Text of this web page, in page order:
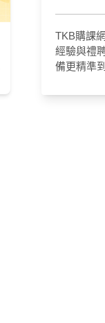
TKB購課
經驗與禮
備更精準